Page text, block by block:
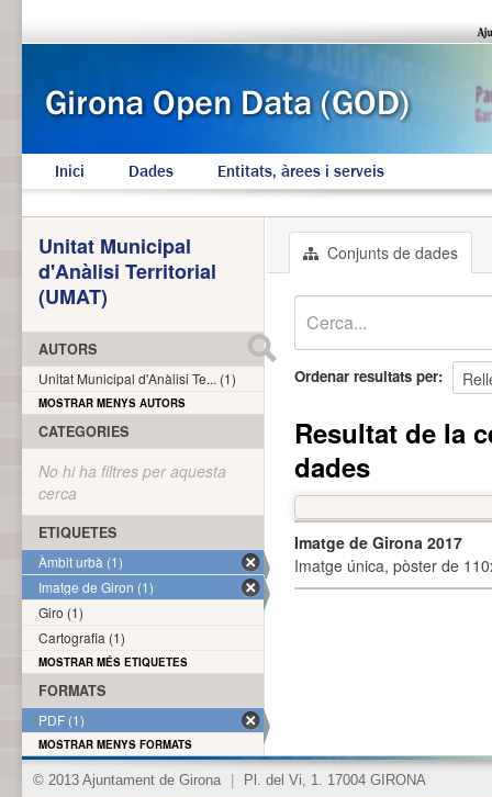
Inici Dades Entitats, àrees i serveis
Conjunts de dades
Ordenar resultats per
Resultat de la
dades
Imatge de Girona 2017
Imatge única, pòster de
Unitat Municipal
d'Anàlisi Territorial
(UMAT)
AUTORS
Unitat Municipal d'Anàlisi Te... (1)
MOSTRAR MENYS AUTORS
CATEGORIES
No hi ha filtres per aquesta
cerca
ETIQUETES
Àmbit urbà (1)
Imatge de Giron (1)
Giro (1)
Cartografia (1)
MOSTRAR MÉS ETIQUETES
FORMATS
PDF (1)
MOSTRAR MENYS FORMATS
© 2013 Ajuntament de Girona Pl. del Vi, 1. 17004 GIRONA